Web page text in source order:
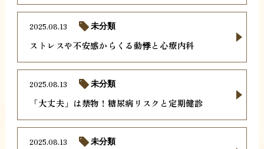
ストレスや不安感からくる動悸と心療内科
2025.08.13 未分類
「大丈夫」は禁物！糖尿病リスクと定期健診
2025.08.13 未分類
2025.08.13 未分類